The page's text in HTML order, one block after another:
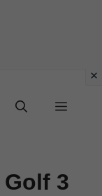
Menu
3